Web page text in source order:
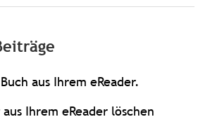
aus Ihrem eReader.
Ihrem eReader löschen